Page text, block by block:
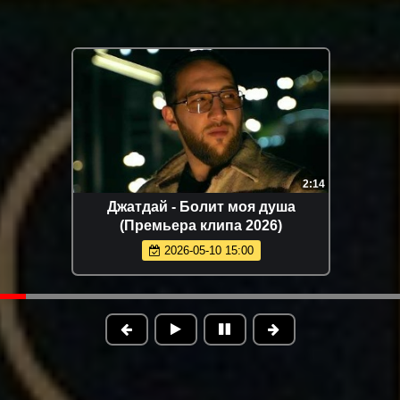
2:22
Фати Царикаева - Моё лето
(Премьера клипа 2026)
2026-05-15 10:20